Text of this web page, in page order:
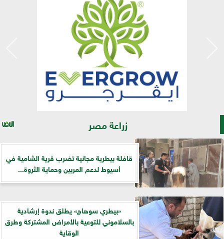
زراعة مصر
قافلة بيطرية مجانية تضرب قرية الشامية في
أسيوط لدعم المربين وحماية الثروة...
«بيطري سوهاج» يطلق ندوة إرشادية
بالسلاموني للتوعية بالأمراض المشتركة وطرق
الوقاية